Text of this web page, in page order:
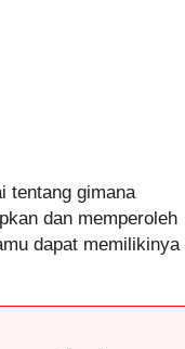
tentang gimana
dan memperoleh
dapat memilikinya